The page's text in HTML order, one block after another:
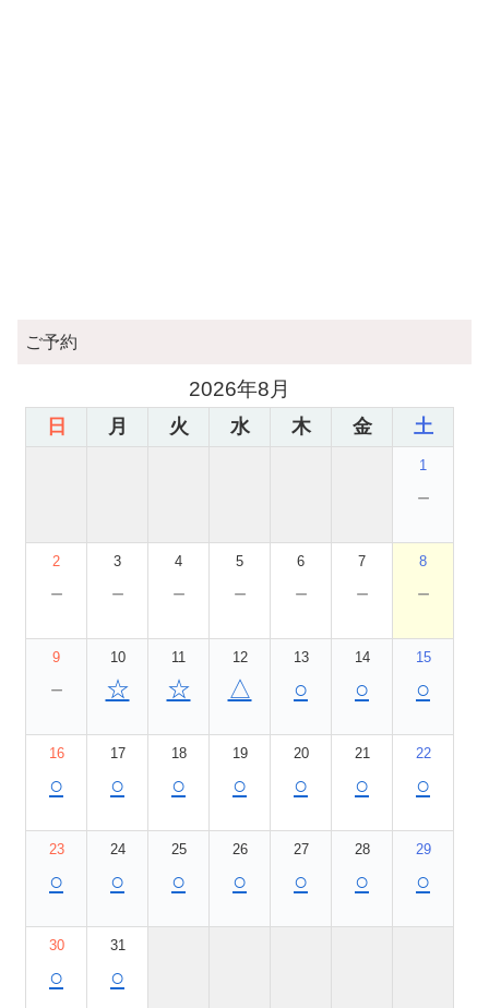
ご予約
2026年8月
日 月 火 水 木 金 土
1
－
2
－
3
－
4
－
5
－
6
－
7
－
8
－
9
－
10
☆
11
☆
12
△
13
○
14
○
15
○
16
○
17
○
18
○
19
○
20
○
21
○
22
○
23
○
24
○
25
○
26
○
27
○
28
○
29
○
30
○
31
○